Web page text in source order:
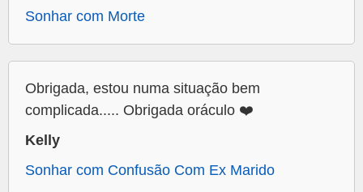
Sonhar com Morte
Obrigada, estou numa situação bem
complicada..... Obrigada oráculo ❤️
Kelly
Sonhar com Confusão Com Ex Marido